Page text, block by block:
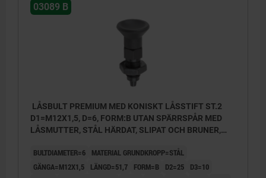
03089 B
LÅSBULT PREMIUM MED KONISKT LÅSSTIFT ST.2
D1=M12X1,5, D=6, FORM:B UTAN SPÄRRSPÅR MED
LÅSMUTTER, STÅL HÄRDAT, SLIPAT OCH BRUNER,
BULTDIAMETER=6
MATERIAL GRUNDKROPP=STÅL
GÄNGA=M12X1,5
LÄNGD=51,7 FORM=B D2=25
D3=10